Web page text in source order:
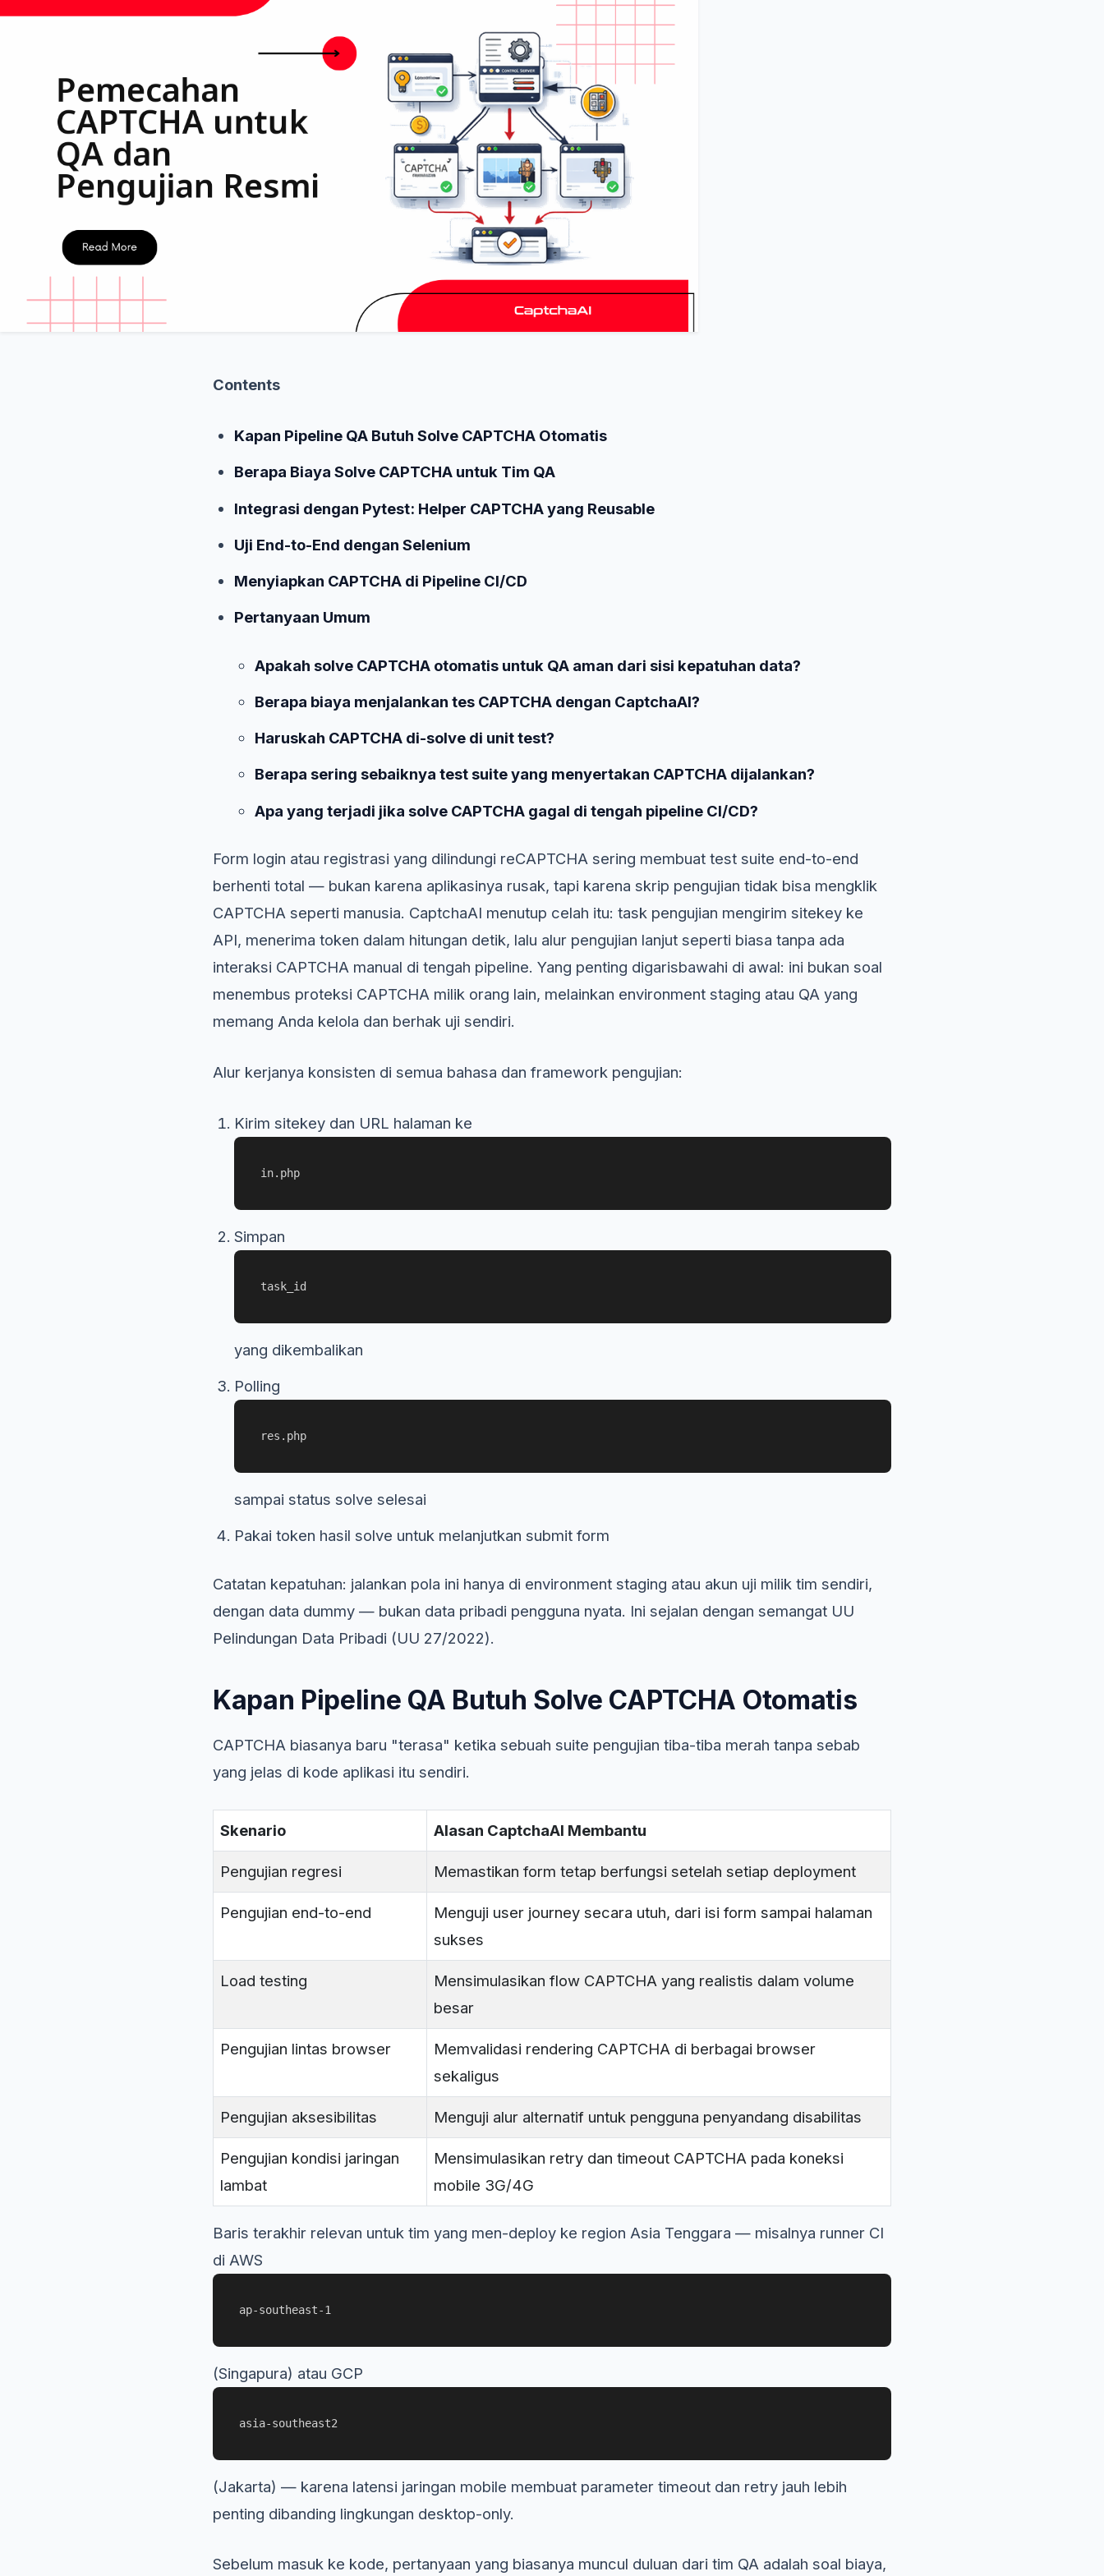
Contents
Kapan Pipeline QA Butuh Solve CAPTCHA Otomatis
Berapa Biaya Solve CAPTCHA untuk Tim QA
Integrasi dengan Pytest: Helper CAPTCHA yang Reusable
Uji End-to-End dengan Selenium
Menyiapkan CAPTCHA di Pipeline CI/CD
Pertanyaan Umum
Apakah solve CAPTCHA otomatis untuk QA aman dari sisi kepatuhan data?
Berapa biaya menjalankan tes CAPTCHA dengan CaptchaAI?
Haruskah CAPTCHA di-solve di unit test?
Berapa sering sebaiknya test suite yang menyertakan CAPTCHA dijalankan?
Apa yang terjadi jika solve CAPTCHA gagal di tengah pipeline CI/CD?
Form login atau registrasi yang dilindungi reCAPTCHA sering membuat test suite end-to-end
berhenti total — bukan karena aplikasinya rusak, tapi karena skrip pengujian tidak bisa mengklik
CAPTCHA seperti manusia. CaptchaAI menutup celah itu: task pengujian mengirim sitekey ke
API, menerima token dalam hitungan detik, lalu alur pengujian lanjut seperti biasa tanpa ada
interaksi CAPTCHA manual di tengah pipeline. Yang penting digarisbawahi di awal: ini bukan soal
menembus proteksi CAPTCHA milik orang lain, melainkan environment staging atau QA yang
memang Anda kelola dan berhak uji sendiri.
Alur kerjanya konsisten di semua bahasa dan framework pengujian:
Kirim sitekey dan URL halaman ke
in.php
Simpan
task_id
yang dikembalikan
Polling
res.php
sampai status solve selesai
Pakai token hasil solve untuk melanjutkan submit form
Catatan kepatuhan: jalankan pola ini hanya di environment staging atau akun uji milik tim sendiri,
dengan data dummy — bukan data pribadi pengguna nyata. Ini sejalan dengan semangat UU
Pelindungan Data Pribadi (UU 27/2022).
Kapan Pipeline QA Butuh Solve CAPTCHA Otomatis
CAPTCHA biasanya baru "terasa" ketika sebuah suite pengujian tiba-tiba merah tanpa sebab
yang jelas di kode aplikasi itu sendiri.
Skenario Alasan CaptchaAI Membantu
Pengujian regresi Memastikan form tetap berfungsi setelah setiap deployment
Pengujian end-to-end
Menguji user journey secara utuh, dari isi form sampai halaman
sukses
Load testing
Mensimulasikan flow CAPTCHA yang realistis dalam volume
besar
Pengujian lintas browser
Memvalidasi rendering CAPTCHA di berbagai browser
sekaligus
Pengujian aksesibilitas Menguji alur alternatif untuk pengguna penyandang disabilitas
Pengujian kondisi jaringan
lambat
Mensimulasikan retry dan timeout CAPTCHA pada koneksi
mobile 3G/4G
Baris terakhir relevan untuk tim yang men-deploy ke region Asia Tenggara — misalnya runner CI
di AWS
ap-southeast-1
(Singapura) atau GCP
asia-southeast2
(Jakarta) — karena latensi jaringan mobile membuat parameter timeout dan retry jauh lebih
penting dibanding lingkungan desktop-only.
Sebelum masuk ke kode, pertanyaan yang biasanya muncul duluan dari tim QA adalah soal biaya,